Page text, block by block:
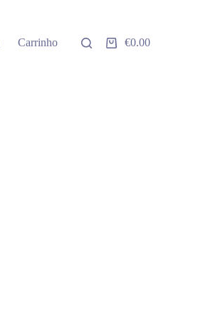
Carrinho
Carrinho
€0.00